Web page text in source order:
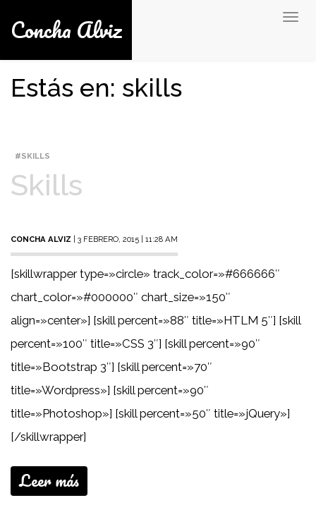
Concha Alviz
Estás en: skills
SKILLS
Skills
CONCHA ALVIZ | 3 FEBRERO, 2015 | 11:28 AM
[skillwrapper type=»circle» track_color=»#666666″
chart_color=»#000000″ chart_size=»150″
align=»center»] [skill percent=»88″ title=»HTLM 5″] [skill
percent=»100″ title=»CSS 3″] [skill percent=»90″
title=»Bootstrap 3″] [skill percent=»70″
title=»Wordpress»] [skill percent=»90″
title=»Photoshop»] [skill percent=»50″ title=»jQuery»]
[/skillwrapper]
Leer más